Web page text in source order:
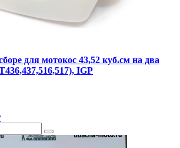
для мотокос 43,52 куб.см на два
IGP